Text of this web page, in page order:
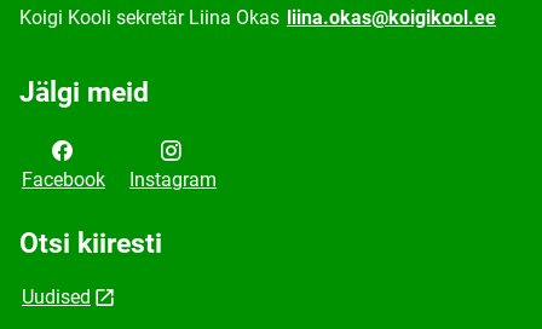
Koigi Kooli sekretär Liina Okas liina.okas@koigikool.ee
Jälgi meid
Facebook Instagram
Otsi kiiresti
Uudised